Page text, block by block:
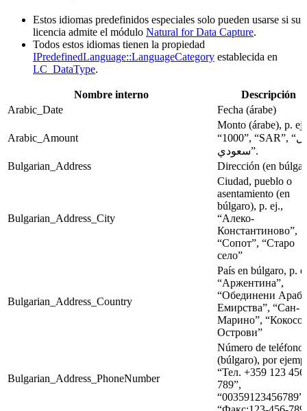
Estos idiomas predefinidos especiales solo pueden usarse si su
licencia admite el módulo Natural for Data Capture.
Todos estos idiomas tienen la propiedad
IPredefinedLanguage::LanguageCategory establecida en
LC_DataType.
Nombre interno
Descripción
Arabic_Date
Fecha (árabe)
Arabic_Amount
Monto (árabe), p.
“1000”, “SAR”, “ريال
سعودي”.
Bulgarian_Address
Dirección (en
Bulgarian_Address_City
Ciudad, pueblo o
asentamiento (en
búlgaro), p. ej.,
“Алеко-
Константиново”,
“Сопот”, “Старо
село”
Bulgarian_Address_Country
País en búlgaro, p.
“Аржентина”,
“Обединени
Емирства”, “Сан-
Марино”,
Острови”
Bulgarian_Address_PhoneNumber
Número de teléfono
(búlgaro), por
“Тел. +359 123 456
789”,
“00359123456789”,